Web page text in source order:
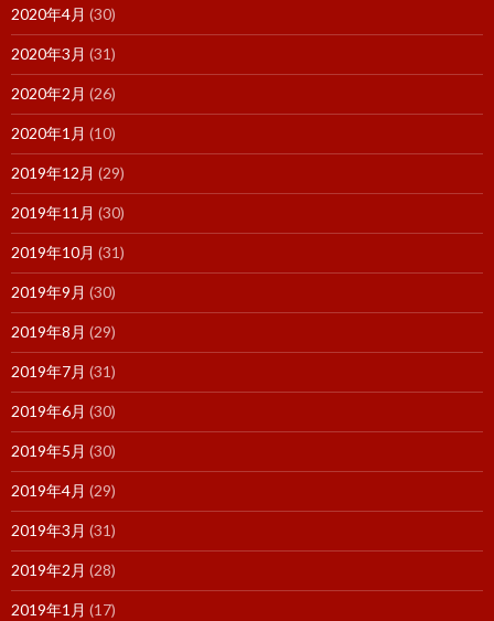
2020年4月 (30)
2020年3月 (31)
2020年2月 (26)
2020年1月 (10)
2019年12月 (29)
2019年11月 (30)
2019年10月 (31)
2019年9月 (30)
2019年8月 (29)
2019年7月 (31)
2019年6月 (30)
2019年5月 (30)
2019年4月 (29)
2019年3月 (31)
2019年2月 (28)
2019年1月 (17)